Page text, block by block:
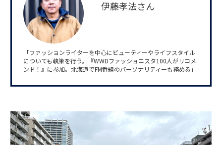
伊藤孝法さん
「ファッションライターを中心にビューティーやライフスタイル
についても執筆を行う。『WWDファッショニスタ100人がリコメ
ンド！』に参加。北海道でFM番組のパーソナリティーも務める」